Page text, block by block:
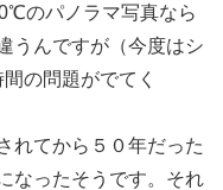
のパノラマ写真なら
うんですが（今度はシ
の問題がでてく
れてから５０年だった
なったそうです。それ